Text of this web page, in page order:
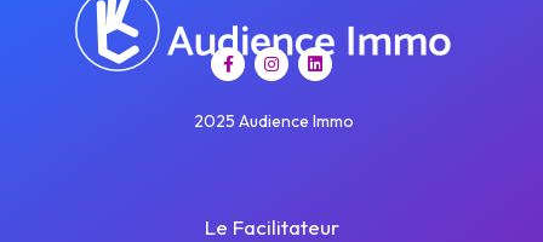
2025 Audience Immo
Le Facilitateur